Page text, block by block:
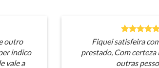
outro
indico
vale a
Fiquei satisfeira
prestado, Com certeza
outras